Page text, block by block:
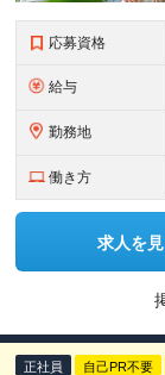
応募資格
給与
勤務地
働き方
求人を
正社員 自己PR不要